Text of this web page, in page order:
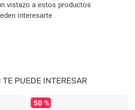
vistazo a estos productos
interesarte
TE PUEDE INTERESAR
50 %